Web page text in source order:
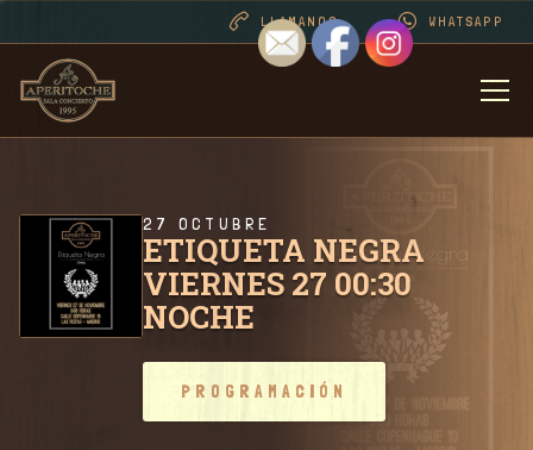
LLAMANOS WHATSAPP
ETIQUETA NEGRA
VIERNES 27 00:30
NOCHE
27 OCTUBRE
PROGRAMACIÓN
BIENVENIDOS
PROGRAMACIÓN
RIDER SALA /